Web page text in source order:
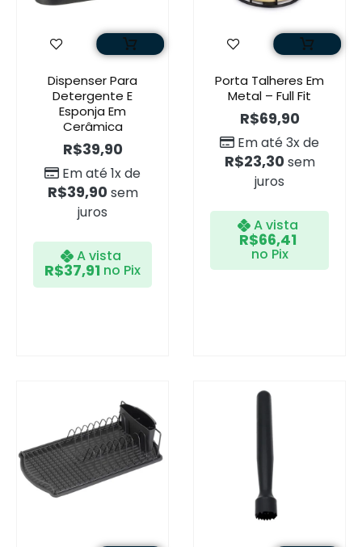
Dispenser Para
Detergente E
Esponja Em
Cerâmica
R$39,90
Em até 1x de
R$39,90 sem
juros
A vista
R$37,91 no Pix
Porta Talheres Em
Metal – Full Fit
R$69,90
Em até 3x de
R$23,30 sem
juros
A vista
R$66,41
no Pix